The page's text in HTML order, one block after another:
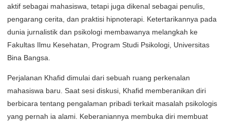
aktif sebagai mahasiswa, tetapi juga dikenal sebagai penulis,
pengarang cerita, dan praktisi hipnoterapi. Ketertarikannya pada
dunia jurnalistik dan psikologi membawanya melangkah ke
Fakultas Ilmu Kesehatan, Program Studi Psikologi, Universitas
Bina Bangsa.
Perjalanan Khafid dimulai dari sebuah ruang perkenalan
mahasiswa baru. Saat sesi diskusi, Khafid memberanikan diri
berbicara tentang pengalaman pribadi terkait masalah psikologis
yang pernah ia alami. Keberaniannya membuka diri membuat